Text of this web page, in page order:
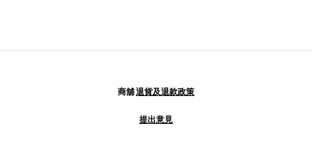
商舖退貨及退款政策
提出意見